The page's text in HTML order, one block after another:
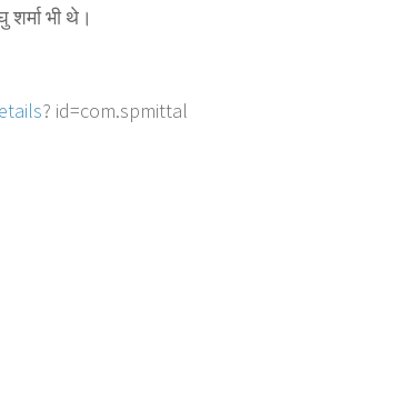
भी थे।
? id=com.spmittal